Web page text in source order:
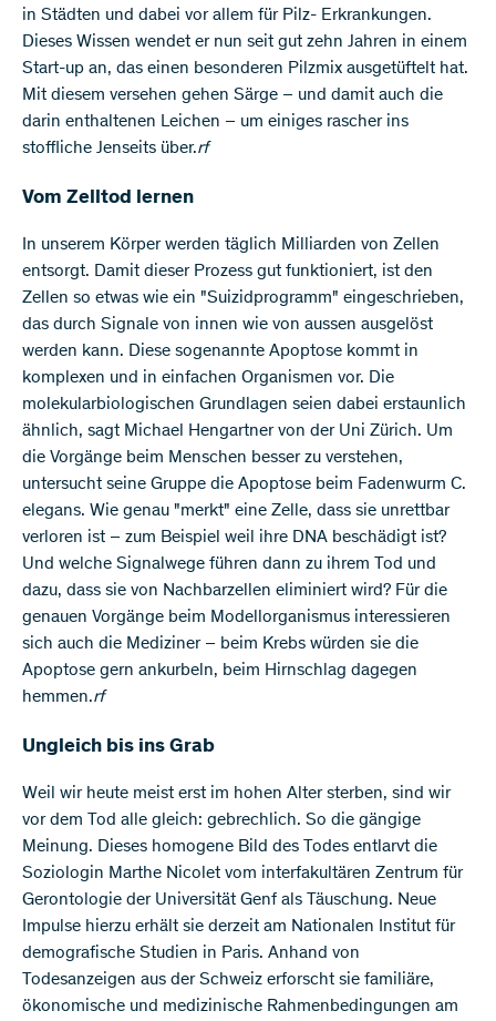
in Städten und dabei vor allem für Pilz- Erkrankungen.
Dieses Wissen wendet er nun seit gut zehn Jahren in einem
Start-up an, das einen besonderen Pilzmix ausgetüftelt hat.
Mit diesem versehen gehen Särge – und damit auch die
darin enthaltenen Leichen – um einiges rascher ins
stoffliche Jenseits über.rf
Vom Zelltod lernen
In unserem Körper werden täglich Milliarden von Zellen
entsorgt. Damit dieser Prozess gut funktioniert, ist den
Zellen so etwas wie ein "Suizidprogramm" eingeschrieben,
das durch Signale von innen wie von aussen ausgelöst
werden kann. Diese sogenannte Apoptose kommt in
komplexen und in einfachen Organismen vor. Die
molekularbiologischen Grundlagen seien dabei erstaunlich
ähnlich, sagt Michael Hengartner von der Uni Zürich. Um
die Vorgänge beim Menschen besser zu verstehen,
untersucht seine Gruppe die Apoptose beim Fadenwurm C.
elegans. Wie genau "merkt" eine Zelle, dass sie unrettbar
verloren ist – zum Beispiel weil ihre DNA beschädigt ist?
Und welche Signalwege führen dann zu ihrem Tod und
dazu, dass sie von Nachbarzellen eliminiert wird? Für die
genauen Vorgänge beim Modellorganismus interessieren
sich auch die Mediziner – beim Krebs würden sie die
Apoptose gern ankurbeln, beim Hirnschlag dagegen
hemmen.rf
Ungleich bis ins Grab
Weil wir heute meist erst im hohen Alter sterben, sind wir
vor dem Tod alle gleich: gebrechlich. So die gängige
Meinung. Dieses homogene Bild des Todes entlarvt die
Soziologin Marthe Nicolet vom interfakultären Zentrum für
Gerontologie der Universität Genf als Täuschung. Neue
Impulse hierzu erhält sie derzeit am Nationalen Institut für
demografische Studien in Paris. Anhand von
Todesanzeigen aus der Schweiz erforscht sie familiäre,
ökonomische und medizinische Rahmenbedingungen am